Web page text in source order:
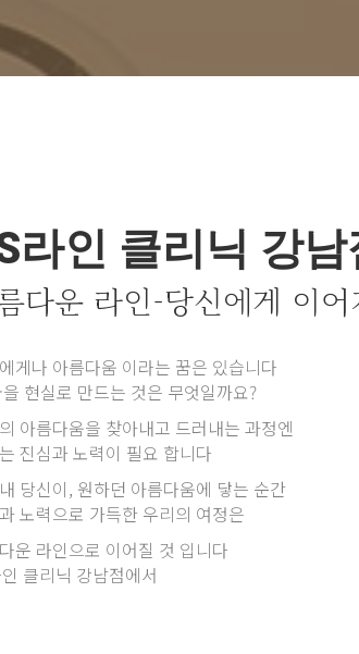
라인 클리닉 강남
다운 라인-당신에게 이
게나 아름다움 이라는 꿈은 있습니다
현실로 만드는 것은 무엇일까요?
아름다움을 찾아내고 드러내는 과정엔
진심과 노력이 필요 합니다
당신이, 원하던 아름다움에 닿는 순간
노력으로 가득한 우리의 여정은
운 라인으로 이어질 것 입니다
클리닉 강남점에서